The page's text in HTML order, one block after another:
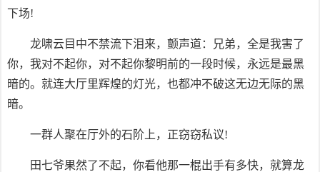
下场!
龙啸云目中不禁流下泪来，颤声道：兄弟，全是我害了
你，我对不起你，对不起你黎明前的一段时候，永远是最黑
暗的。就连大厅里辉煌的灯光，也都冲不破这无边无际的黑
暗。
一群人聚在厅外的石阶上，正窃窃私议!
田七爷果然了不起，你看他那一棍出手有多快，就算龙